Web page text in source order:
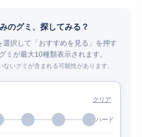
のグミ、探してみる？
選択して「おすすめを見る」を押す
ミが最大10種類表示されます。
いグミが含まれる可能性があります。
クリア
ハード